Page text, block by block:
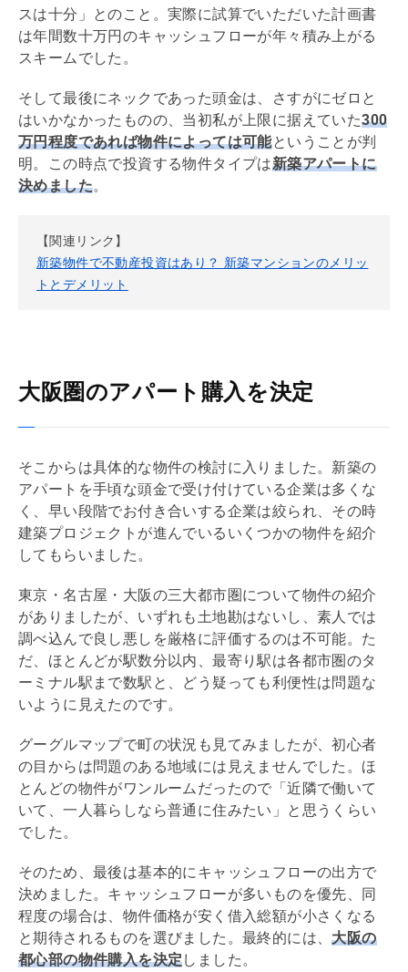
スは十分」とのこと。実際に試算でいただいた計画書
は年間数十万円のキャッシュフローが年々積み上がる
スキームでした。
そして最後にネックであった頭金は、さすがにゼロと
はいかなかったものの、当初私が上限に据えていた300
万円程度であれば物件によっては可能ということが判
明。この時点で投資する物件タイプは新築アパートに
決めました。
【関連リンク】
新築物件で不動産投資はあり？ 新築マンションのメリッ
トとデメリット
大阪圏のアパート購入を決定
そこからは具体的な物件の検討に入りました。新築の
アパートを手頃な頭金で受け付けている企業は多くな
く、早い段階でお付き合いする企業は絞られ、その時
建築プロジェクトが進んでいるいくつかの物件を紹介
してもらいました。
東京・名古屋・大阪の三大都市圏について物件の紹介
がありましたが、いずれも土地勘はないし、素人では
調べ込んで良し悪しを厳格に評価するのは不可能。た
だ、ほとんどが駅数分以内、最寄り駅は各都市圏のタ
ーミナル駅まで数駅と、どう疑っても利便性は問題な
いように見えたのです。
グーグルマップで町の状況も見てみましたが、初心者
の目からは問題のある地域には見えませんでした。ほ
とんどの物件がワンルームだったので「近隣で働いて
いて、一人暮らしなら普通に住みたい」と思うくらい
でした。
そのため、最後は基本的にキャッシュフローの出方で
決めました。キャッシュフローが多いものを優先、同
程度の場合は、物件価格が安く借入総額が小さくなる
と期待されるものを選びました。最終的には、大阪の
都心部の物件購入を決定しました。